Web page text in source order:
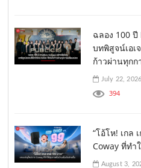
ฉลอง 100 ปี
บทพิสูจน์เอเ
ก้าวผ่านทุกก
July 22, 2026
394
“โอ้โห! เกล
Coway ที่ท
August 3,